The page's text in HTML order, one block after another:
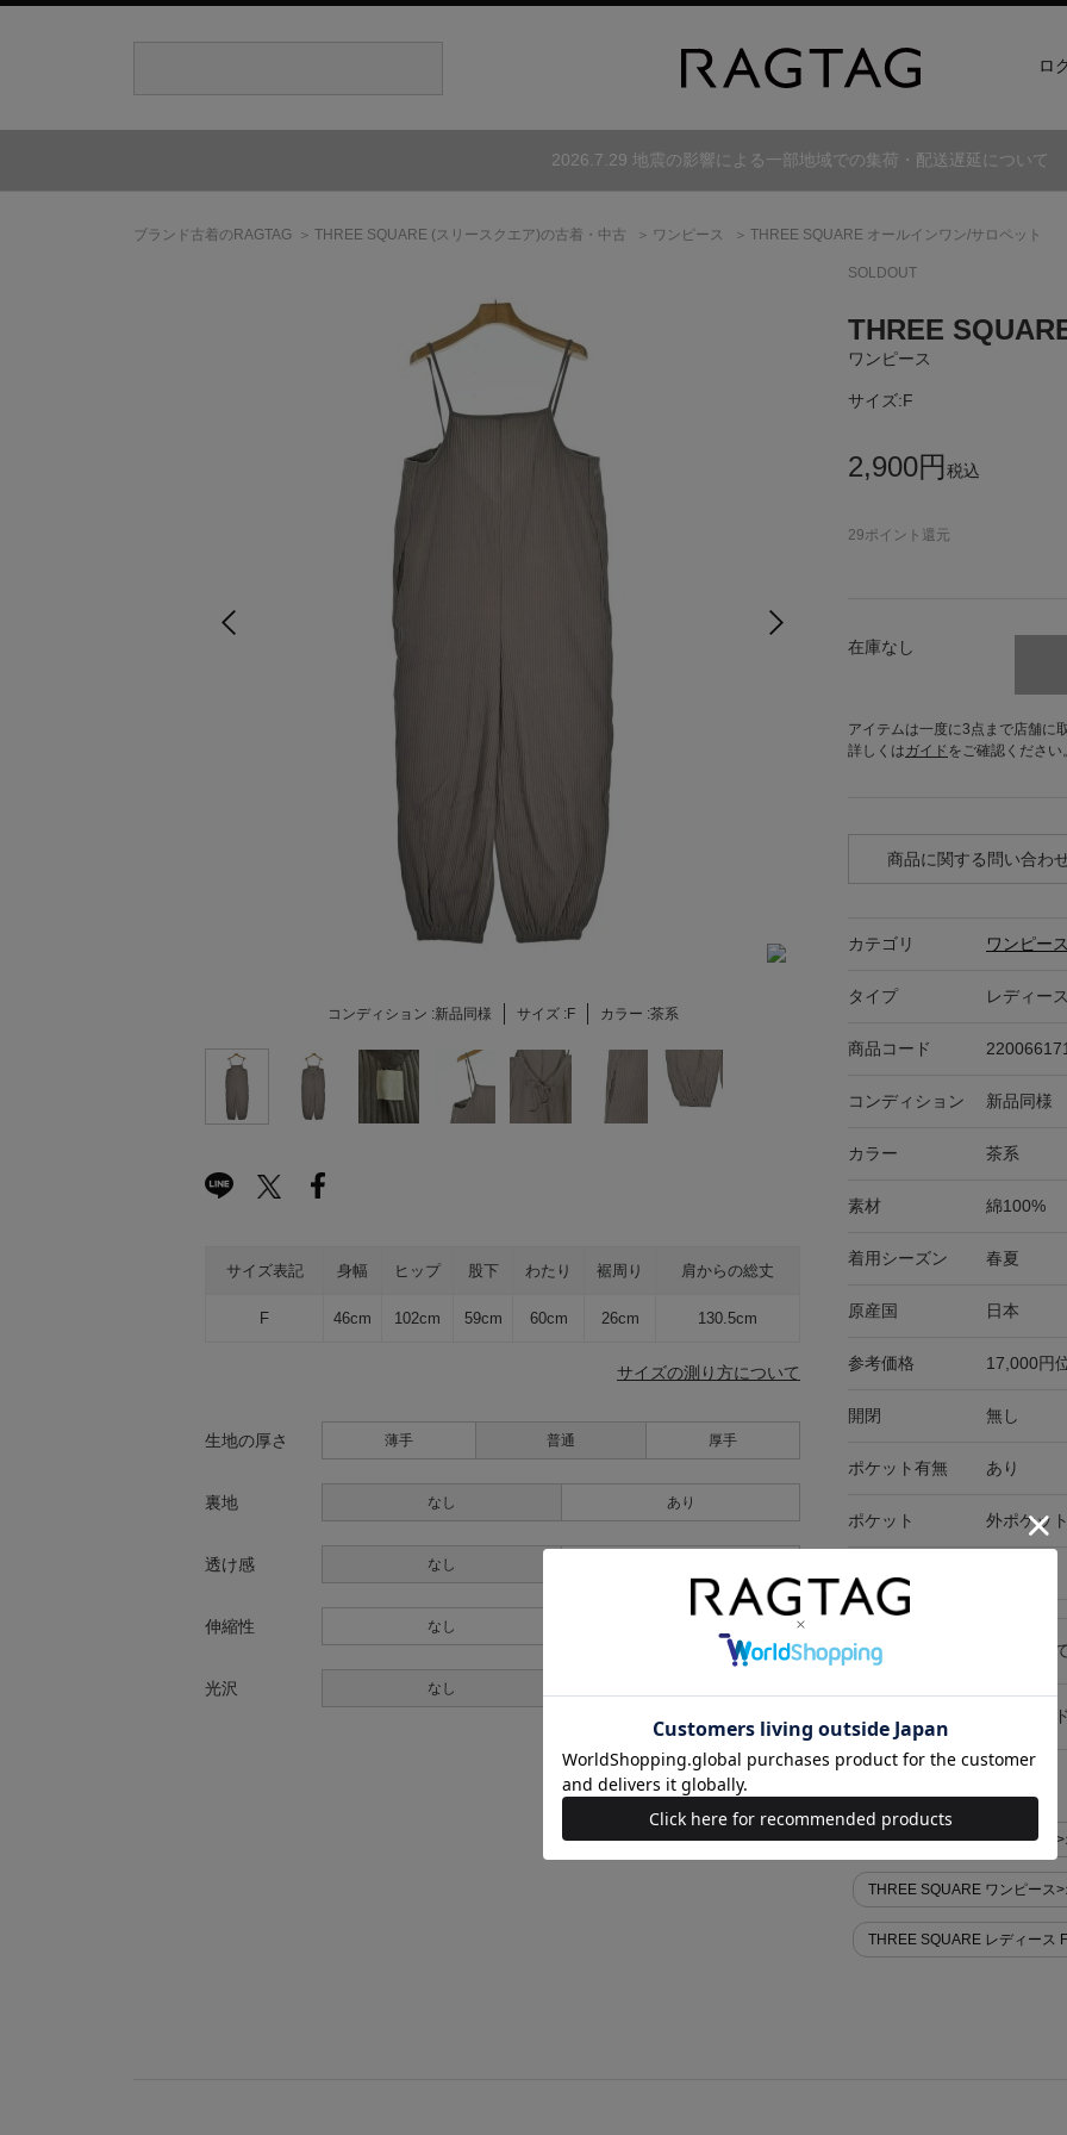
ロ
2026.7.29 地震の影響による一部地域での集荷・配送遅延について
ブランド古着のRAGTAG THREE SQUARE (スリースクエア)の古着・中古 ワンピース THREE SQUARE オールインワン/サロペット
コンディション :新品同様 サイズ :F カラー :茶系
サイズ表記 身幅 ヒップ 股下 わたり 裾周り 肩からの総丈
F 46cm 102cm 59cm 60cm 26cm 130.5cm
サイズの測り方について
生地の厚さ 薄手 普通 厚手
裏地 なし あり
透け感 なし
伸縮性 なし
光沢 なし
SOLDOUT
THREE
ワンピース
サイズ:F
2,900円税込
29ポイント還元
在庫なし
アイテムは一度に3点まで店舗に
詳しくはガイド をご確認ください。
商品に関する問い合わ
カテゴリ ワンピース
タイプ レディース
商品コード
コンディション 新品同様
カラー 茶系
素材 綿100%
着用シーズン 春夏
原産国 日本
参考価格 17,000円
開閉 無し
ポケット有無 あり
ポケット 外ポケッ
キャンセル・返品について
お買い物時のご利用ガイ
THREE SQUARE ワンピース
THREE SQUARE ワンピース
THREE SQUARE レディース F